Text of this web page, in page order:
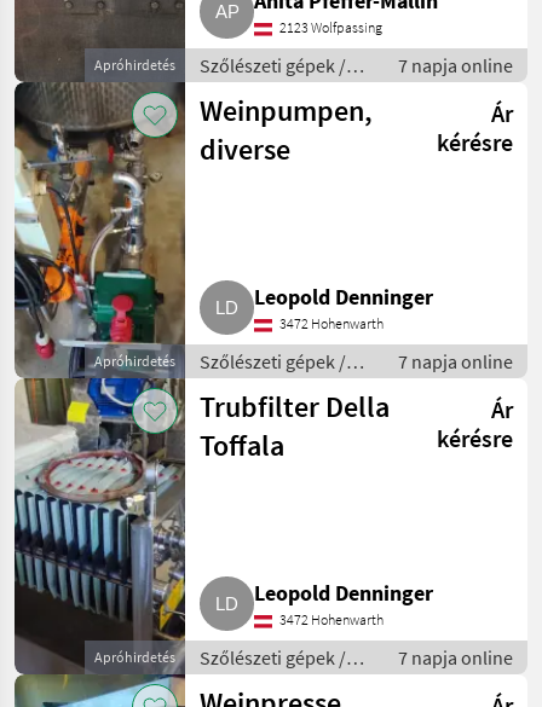
Apróhirdetés
2123 Wolfpassing
Szőlészeti gépek /
Pincészeti gépek
7 napja online
Apróhirdetés
Weinpumpen,
diverse
Ár
kérésre
Leopold Denninger
3472 Hohenwarth
Szőlészeti gépek /
Pincészeti gépek
7 napja online
Apróhirdetés
Trubfilter Della
Toffala
Ár
kérésre
Leopold Denninger
3472 Hohenwarth
Szőlészeti gépek /
Pincészeti gépek
7 napja online